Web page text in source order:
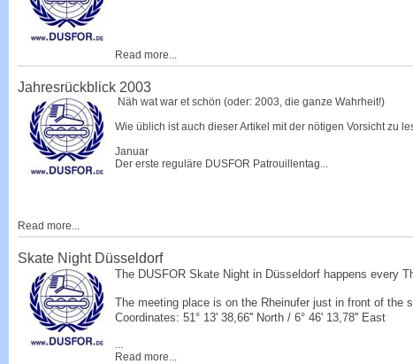
Read more...
Jahresrückblick 2003
Näh wat war et schön (oder: 2003, die ganze Wahrheit!)
Wie üblich ist auch dieser Artikel mit der nötigen Vorsicht zu
Januar
Der erste reguläre DUSFOR Patrouillentag...
Read more...
Skate Night Düsseldorf
The DUSFOR Skate Night in Düsseldorf happens every
The meeting place is on the Rheinufer just in front of the
Coordinates: 51° 13' 38,66'' North / 6° 46' 13,78'' East
...
Read more...